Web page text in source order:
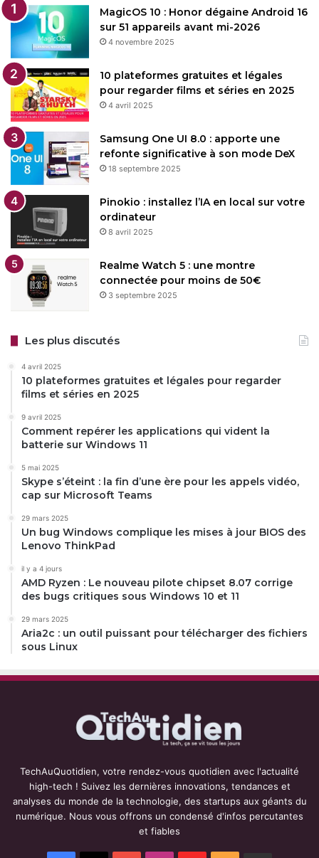
MagicOS 10 : Honor dégaine Android 16
sur 51 appareils avant mi-2026
4 novembre 2025
10 plateformes gratuites et légales
pour regarder films et séries en 2025
4 avril 2025
Samsung One UI 8.0 : apporte une
refonte significative à son mode DeX
18 septembre 2025
Pinokio : installez l’IA en local sur votre
ordinateur
8 avril 2025
Realme Watch 5 : une montre
connectée pour moins de 50€
3 septembre 2025
Les plus discutés
4 avril 2025
10 plateformes gratuites et légales pour regarder
films et séries en 2025
9 avril 2025
Comment repérer les applications qui vident la
batterie sur Windows 11
5 mai 2025
Skype s’éteint : la fin d’une ère pour les appels vidéo,
cap sur Microsoft Teams
29 mars 2025
Un bug Windows complique les mises à jour BIOS des
Lenovo ThinkPad
il y a 4 jours
AMD Ryzen : Le nouveau pilote chipset 8.07 corrige
des bugs critiques sous Windows 10 et 11
29 mars 2025
Aria2c : un outil puissant pour télécharger des fichiers
sous Linux
TechAuQuotidien, votre rendez-vous quotidien avec l'actualité
high-tech ! Suivez les dernières innovations, tendances et
analyses du monde de la technologie, des startups aux géants du
numérique. Nous vous offrons un condensé d'infos percutantes
et fiables